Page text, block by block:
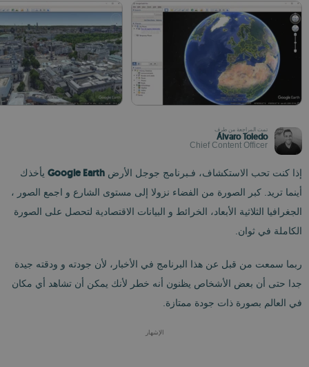
تمت المراجعة من طرف
Álvaro Toledo
Chief Content Officer
إذا كنت تحب الاستكشاف، فـبرنامج جوجل الأرض Google Earth يأخذك
أينما تريد. كبر الصورة من الفضاء نزولا إلى مستوى الشارع و اجمع الصور ،
الجغرافيا الثلاثية الأبعاد، الخرائط و البيانات الاقتصادية لتحصل على الصورة
الكاملة في ثوان.
ربما سمعت من قبل عن هذا البرنامج في الأخبار، لأن جودته و ودقته جيدة
جدا حتى أن بعض الأشخاص يظنون أنه خطر لأنك يمكن أن تشاهد أي مكان
في العالم بصورة ذات جودة ممتازة.
الإشهار